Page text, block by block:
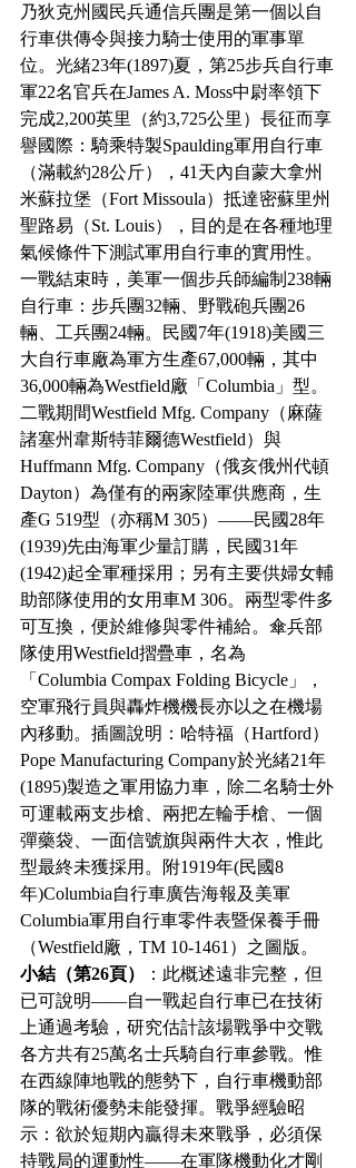
乃狄克州國民兵通信兵團是第一個以自
行車供傳令與接力騎士使用的軍事單
位。光緒23年(1897)夏，第25步兵自行車
軍22名官兵在James A. Moss中尉率領下
完成2,200英里（約3,725公里）長征而享
譽國際：騎乘特製Spaulding軍用自行車
（滿載約28公斤），41天內自蒙大拿州
米蘇拉堡（Fort Missoula）抵達密蘇里州
聖路易（St. Louis），目的是在各種地理
氣候條件下測試軍用自行車的實用性。
一戰結束時，美軍一個步兵師編制238輛
自行車：步兵團32輛、野戰砲兵團26
輛、工兵團24輛。民國7年(1918)美國三
大自行車廠為軍方生產67,000輛，其中
36,000輛為Westfield廠「Columbia」型。
二戰期間Westfield Mfg. Company（麻薩
諸塞州韋斯特菲爾德Westfield）與
Huffmann Mfg. Company（俄亥俄州代頓
Dayton）為僅有的兩家陸軍供應商，生
產G 519型（亦稱M 305）——民國28年
(1939)先由海軍少量訂購，民國31年
(1942)起全軍種採用；另有主要供婦女輔
助部隊使用的女用車M 306。兩型零件多
可互換，便於維修與零件補給。傘兵部
隊使用Westfield摺疊車，名為
「Columbia Compax Folding Bicycle」，
空軍飛行員與轟炸機機長亦以之在機場
內移動。插圖說明：哈特福（Hartford）
Pope Manufacturing Company於光緒21年
(1895)製造之軍用協力車，除二名騎士外
可運載兩支步槍、兩把左輪手槍、一個
彈藥袋、一面信號旗與兩件大衣，惟此
型最終未獲採用。附1919年(民國8
年)Columbia自行車廣告海報及美軍
Columbia軍用自行車零件表暨保養手冊
（Westfield廠，TM 10-1461）之圖版。
小結（第26頁）
：此概述遠非完整，但
已可說明——自一戰起自行車已在技術
上通過考驗，研究估計該場戰爭中交戰
各方共有25萬名士兵騎自行車參戰。惟
在西線陣地戰的態勢下，自行車機動部
隊的戰術優勢未能發揮。戰爭經驗昭
示：欲於短期內贏得未來戰爭，必須保
持戰局的運動性——在軍隊機動化才剛